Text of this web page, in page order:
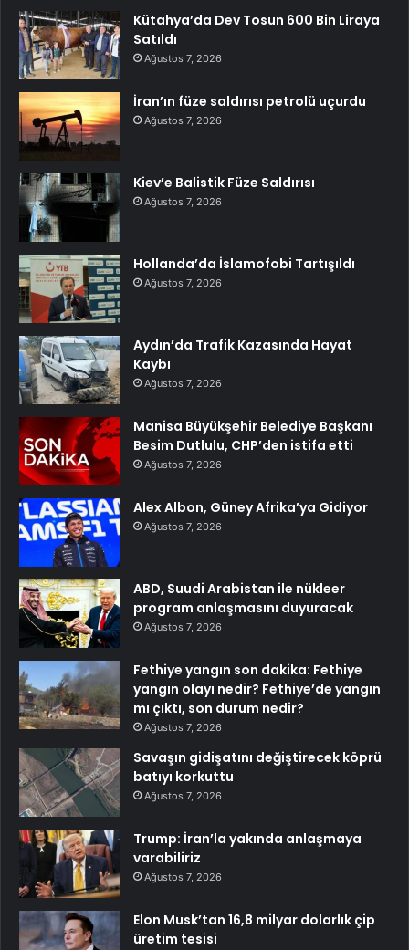
Kütahya’da Dev Tosun 600 Bin Liraya
Satıldı
Ağustos 7, 2026
İran’ın füze saldırısı petrolü uçurdu
Ağustos 7, 2026
Kiev’e Balistik Füze Saldırısı
Ağustos 7, 2026
Hollanda’da İslamofobi Tartışıldı
Ağustos 7, 2026
Aydın’da Trafik Kazasında Hayat
Kaybı
Ağustos 7, 2026
Manisa Büyükşehir Belediye Başkanı
Besim Dutlulu, CHP’den istifa etti
Ağustos 7, 2026
Alex Albon, Güney Afrika’ya Gidiyor
Ağustos 7, 2026
ABD, Suudi Arabistan ile nükleer
program anlaşmasını duyuracak
Ağustos 7, 2026
Fethiye yangın son dakika: Fethiye
yangın olayı nedir? Fethiye’de yangın
mı çıktı, son durum nedir?
Ağustos 7, 2026
Savaşın gidişatını değiştirecek köprü
batıyı korkuttu
Ağustos 7, 2026
Trump: İran’la yakında anlaşmaya
varabiliriz
Ağustos 7, 2026
Elon Musk’tan 16,8 milyar dolarlık çip
üretim tesisi